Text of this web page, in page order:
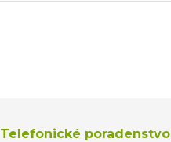
Telefonické poradenstvo